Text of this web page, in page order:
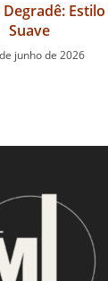
Suave
junho de 2026